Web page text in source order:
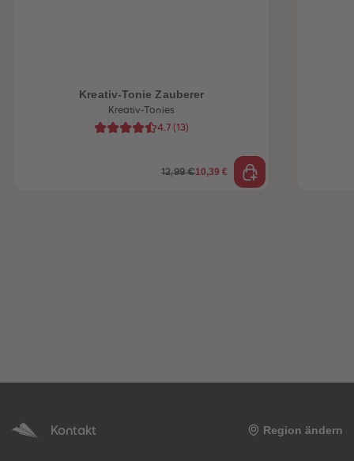
Kreativ-Tonie Zauberer
Kreativ-Tonies
4.7 (13)
12,99 €10,39 €
Kontakt Region ändern